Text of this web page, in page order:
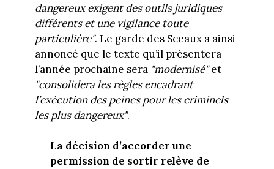
dangereux exigent des outils juridiques
différents et une vigilance toute
particulière". Le garde des Sceaux a ainsi
annoncé que le texte qu’il présentera
l’année prochaine sera "modernisé"et
"consolidera les règles encadrant
l’exécution des peines pour les criminels
les plus dangereux".
La décision d’accorder une
permission de sortir relève de